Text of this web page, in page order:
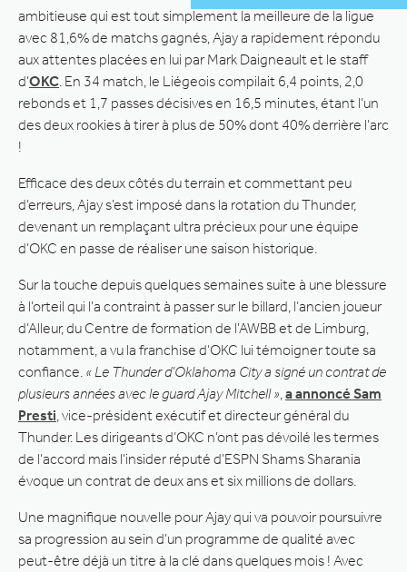
ambitieuse qui est tout simplement la meilleure de la ligue
avec 81,6% de matchs gagnés, Ajay a rapidement répondu
aux attentes placées en lui par Mark Daigneault et le staff
d’OKC . En 34 match, le Liégeois compilait 6,4 points, 2,0
rebonds et 1,7 passes décisives en 16,5 minutes, étant l’un
des deux rookies à tirer à plus de 50% dont 40% derrière l’arc
!
Efficace des deux côtés du terrain et commettant peu
d’erreurs, Ajay s’est imposé dans la rotation du Thunder,
devenant un remplaçant ultra précieux pour une équipe
d’OKC en passe de réaliser une saison historique.
Sur la touche depuis quelques semaines suite à une blessure
à l’orteil qui l’a contraint à passer sur le billard, l’ancien joueur
d’Alleur, du Centre de formation de l’AWBB et de Limburg,
notamment, a vu la franchise d’OKC lui témoigner toute sa
confiance. « Le Thunder d’Oklahoma City a signé un contrat de
plusieurs années avec le guard Ajay Mitchell » a annoncé Sam
Presti , vice-président exécutif et directeur général du
Thunder. Les dirigeants d’OKC n’ont pas dévoilé les termes
de l’accord mais l’insider réputé d’ESPN Shams Sharania
évoque un contrat de deux ans et six millions de dollars.
Une magnifique nouvelle pour Ajay qui va pouvoir poursuivre
sa progression au sein d’un programme de qualité avec
peut-être déjà un titre à la clé dans quelques mois ! Avec